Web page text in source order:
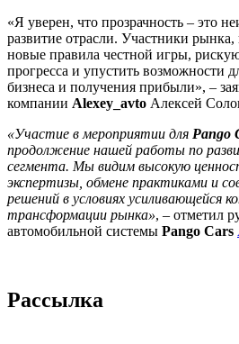
«Я уверен, что прозрачность – это
развитие отрасли. Участники
новые правила честной игры,
прогресса и упустить возможности
бизнеса и получения прибыли», –
компании Alexey_avto Алексей
«Участие в мероприятии для Pango
продолжение нашей работы по
сегмента. Мы видим высокую
экспертизы, обмене практиками и
решений в условиях усиливающейся
трансформации рынка», – отметил
автомобильной системы Pango Cars
Рассылка